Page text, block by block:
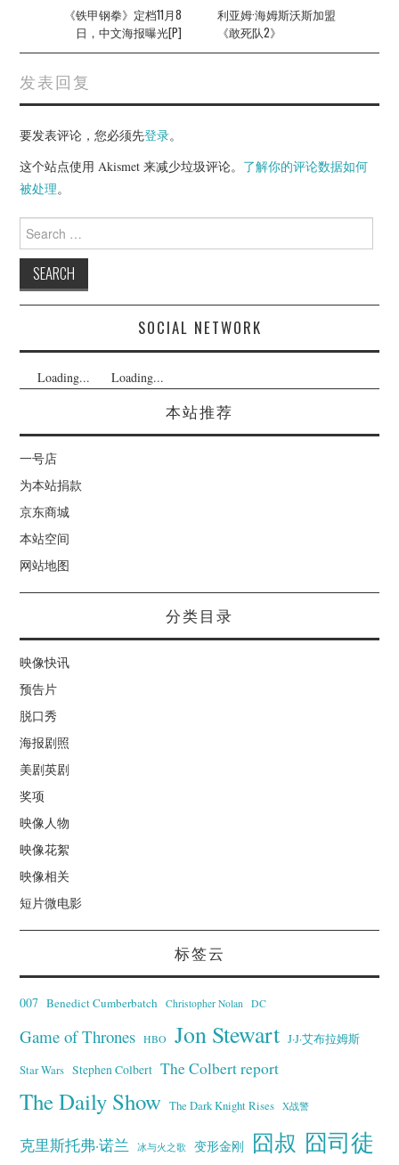
navigation《铁甲钢拳》定档11月8
日，中文海报曝光[P]
利亚姆·海姆斯沃斯加盟
《敢死队2》
发表回复
要发表评论，您必须先登录。
这个站点使用 Akismet 来减少垃圾评论。 了解你的评论数据如何
被处理。
Search
for:
SOCIAL NETWORK
Loading... Loading...
本站推荐
一号店
为本站捐款
京东商城
本站空间
网站地图
分类目录
映像快讯
预告片
脱口秀
海报剧照
美剧英剧
奖项
映像人物
映像花絮
映像相关
短片微电影
标签云
007 Benedict Cumberbatch Christopher Nolan DC
Game of Thrones HBO Jon Stewart J·J·艾布拉姆斯
Star Wars Stephen Colbert The Colbert report
The Daily Show The Dark Knight Rises X战警
克里斯托弗·诺兰 冰与火之歌 变形金刚 囧叔 囧司徒